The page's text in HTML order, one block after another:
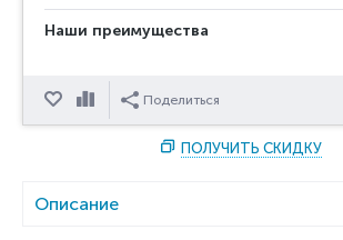
Наши преимущества
ОтложитьСравнитьПоделиться
ПОЛУЧИТЬ СКИДКУ
Описание